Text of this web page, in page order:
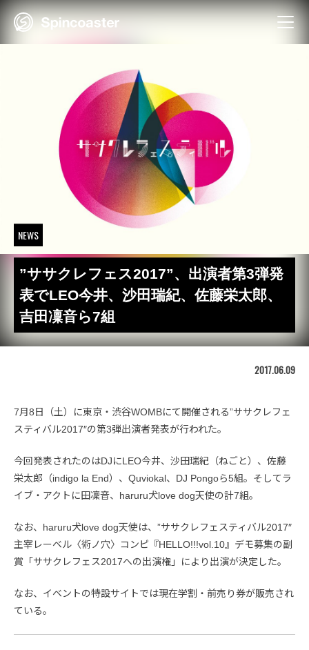
Skip
NEWS
”ササクレフェス2017”、出演者第3弾発
表でLEO今井、沙田瑞紀、佐藤栄太郎、
吉田凜音ら7組
2017.06.09
7月8日（土）に東京・渋谷WOMBにて開催される”ササクレフェ
スティバル2017″の第3弾出演者発表が行われた。
今回発表されたのはDJにLEO今井、沙田瑞紀（ねごと）、佐藤
栄太郎（indigo la End）、Quviokal、DJ Pongoら5組。そしてラ
イブ・アクトに田凜音、haruru犬love dog天使の計7組。
なお、haruru犬love dog天使は、”ササクレフェスティバル2017″
主宰レーベル〈術ノ穴〉コンピ『HELLO!!!vol.10』デモ募集の副
賞「ササクレフェス2017への出演権」により出演が決定した。
なお、イベントの特設サイトでは現在学割・前売り券が販売され
ている。